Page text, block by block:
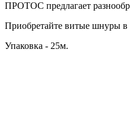
ПРОТОС предлагает
Приобретайте витые шнуры
Упаковка - 25м.